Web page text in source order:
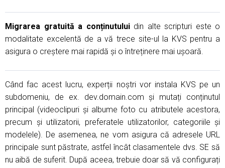
Migrarea gratuită a conținutuluidin alte scripturi este o
modalitate excelentă de a vă trece site-ul la KVS pentru a
asigura o creștere mai rapidă și o întreținere mai ușoară.
Când fac acest lucru, experții noștri vor instala KVS pe un
subdomeniu, de ex. dev.domain.com și mutați conținutul
principal (videoclipuri și albume foto cu atributele acestora,
precum și utilizatorii, preferatele utilizatorilor, categoriile și
modelele). De asemenea, ne vom asigura că adresele URL
principale sunt păstrate, astfel încât clasamentele dvs. SE să
nu aibă de suferit. După aceea, trebuie doar să vă configurați